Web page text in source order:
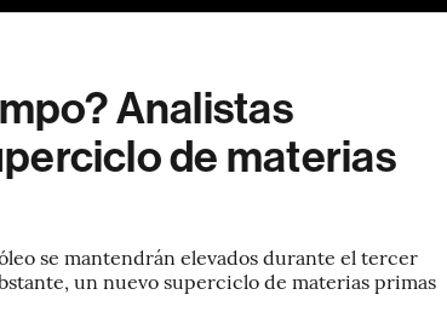
Analistas
de materias
se mantendrán elevados durante el tercer
un nuevo superciclo de materias primas